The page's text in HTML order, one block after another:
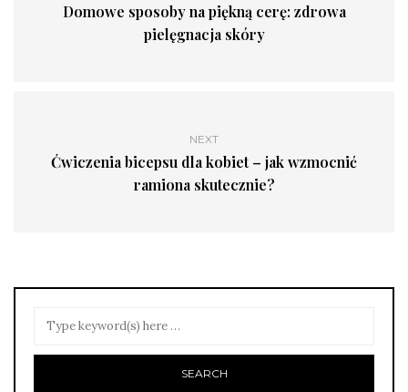
Domowe sposoby na piękną cerę: zdrowa
pielęgnacja skóry
NEXT
Ćwiczenia bicepsu dla kobiet – jak wzmocnić
ramiona skutecznie?